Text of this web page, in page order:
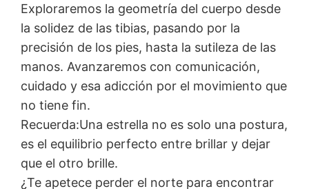
Exploraremos la geometría del cuerpo desde
la solidez de las tibias, pasando por la
precisión de los pies, hasta la sutileza de las
manos. Avanzaremos con comunicación,
cuidado y esa adicción por el movimiento que
no tiene fin.
Recuerda:Una estrella no es solo una postura,
es el equilibrio perfecto entre brillar y dejar
que el otro brille.
¿Te apetece perder el norte para encontrar